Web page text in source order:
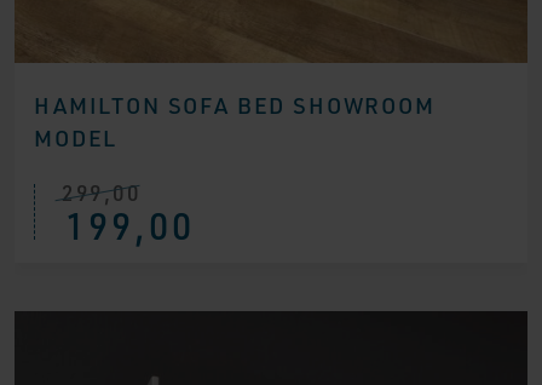
HAMILTON SOFA BED SHOWROOM
MODEL
299,00
Ursprünglicher
Preis
war:199,00
Aktueller
Preis
ist: